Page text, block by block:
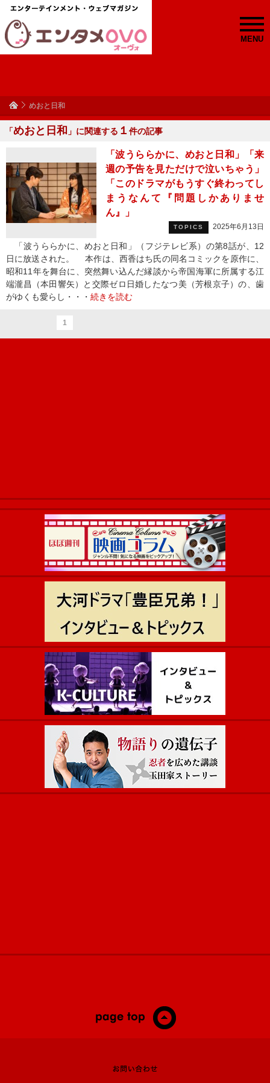
MENU
めおと日和
「めおと日和 」に関連する １ 件の記事
「波うららかに、めおと日和」「来
週の予告を見ただけで泣いちゃう」
「このドラマがもうすぐ終わってし
まうなんて『問題しかありませ
ん』」
TOPICS 2025年6月13日
「波うららかに、めおと日和」（フジテレビ系）の第8話が、12
日に放送された。 本作は、西香はち氏の同名コミックを原作に、
昭和11年を舞台に、突然舞い込んだ縁談から帝国海軍に所属する江
端瀧昌（本田響矢）と交際ゼロ日婚したなつ美（芳根京子）の、歯
がゆくも愛らし・・・ 続きを読む
1